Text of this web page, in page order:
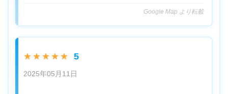
Google Map より転載
★★★★★ 5
2025年05月11日